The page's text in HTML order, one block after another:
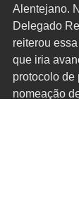
Alentejano.
Delegado
reiterou
que iria
protocolo de
nomeação